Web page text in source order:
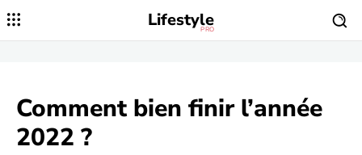
Lifestyle
PRO
Comment bien finir l’année
2022 ?